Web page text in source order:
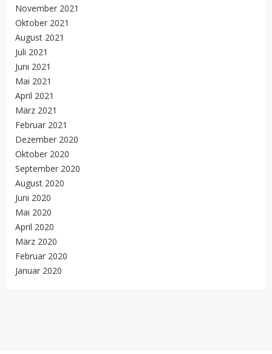
November 2021
Oktober 2021
August 2021
Juli 2021
Juni 2021
Mai 2021
April 2021
März 2021
Februar 2021
Dezember 2020
Oktober 2020
September 2020
August 2020
Juni 2020
Mai 2020
April 2020
März 2020
Februar 2020
Januar 2020